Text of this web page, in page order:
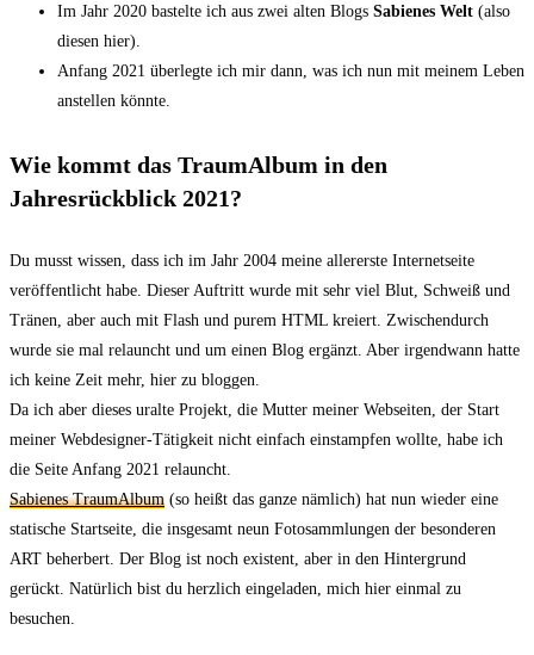
Im Jahr 2020 bastelte ich aus zwei alten Blogs Sabienes Welt (also
diesen hier).
Anfang 2021 überlegte ich mir dann, was ich nun mit meinem Leben
anstellen könnte.
Wie kommt das TraumAlbum in den
Jahresrückblick 2021?
Du musst wissen, dass ich im Jahr 2004 meine allererste Internetseite
veröffentlicht habe. Dieser Auftritt wurde mit sehr viel Blut, Schweiß und
Tränen, aber auch mit Flash und purem HTML kreiert. Zwischendurch
wurde sie mal relauncht und um einen Blog ergänzt. Aber irgendwann hatte
ich keine Zeit mehr, hier zu bloggen.
Da ich aber dieses uralte Projekt, die Mutter meiner Webseiten, der Start
meiner Webdesigner-Tätigkeit nicht einfach einstampfen wollte, habe ich
die Seite Anfang 2021 relauncht.
Sabienes TraumAlbum (so heißt das ganze nämlich) hat nun wieder eine
statische Startseite, die insgesamt neun Fotosammlungen der besonderen
ART beherbert. Der Blog ist noch existent, aber in den Hintergrund
gerückt. Natürlich bist du herzlich eingeladen, mich hier einmal zu
besuchen.